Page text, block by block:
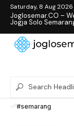
Saturday, 8 Aug 2026
Joglosemar.CO –
Jogja Solo
#semarang